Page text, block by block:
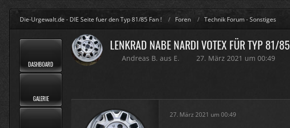
Die-Urgewalt.de - DIE Seite fuer den Typ 81/85 Fan ! Foren Technik Forum - Sonstiges
DASHBOARD
GALERIE
LENKRAD NABE NARDI VOTEX FÜR TYP 81/85
Andreas B. aus E. 27. März 2021 um 00:49
27. März 2021 um 00:49